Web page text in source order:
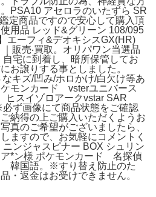
PSA10 アセロラのいたずら SR
定商品ですので安心して購入頂
用品 レッド&グリーン 108/095
エーフィ&デオキシスGX(HR)
販売‧買取。オリパワン当選品
宅に到着し、暗所保管してお
お譲りする事としました。
キズ/凹み/ホロかけ/白欠け等あ
ケモンカード vsterユニバース
ヒスイゾロアークvstar SAR
ず画像にて商品状態をご確認
納得の上ご購入いただくようお
真のご希望がございましたら、
ますので、お気軽にコメントく
ンジャスピナー BOX シュリン
*ン様 ポケモンカード 名探偵
韓国語。※すり替え防止のた
・返金はお受けできません。